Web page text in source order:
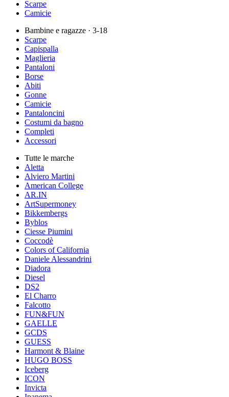
Scarpe
Camicie
Bambine e ragazze · 3-18
Scarpe
Capispalla
Maglieria
Pantaloni
Borse
Abiti
Gonne
Camicie
Pantaloncini
Costumi da bagno
Completi
Accessori
Tutte le marche
Aletta
Alviero Martini
American College
AR.IN
ArtSupermoney
Bikkembergs
Byblos
Ciesse Piumini
Coccodè
Colors of California
Daniele Alessandrini
Diadora
Diesel
DS2
El Charro
Falcotto
FUN&FUN
GAELLE
GCDS
GUESS
Harmont & Blaine
HUGO BOSS
Iceberg
ICON
Invicta